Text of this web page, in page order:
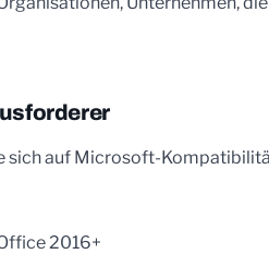
sich auf Microsoft-
2016+